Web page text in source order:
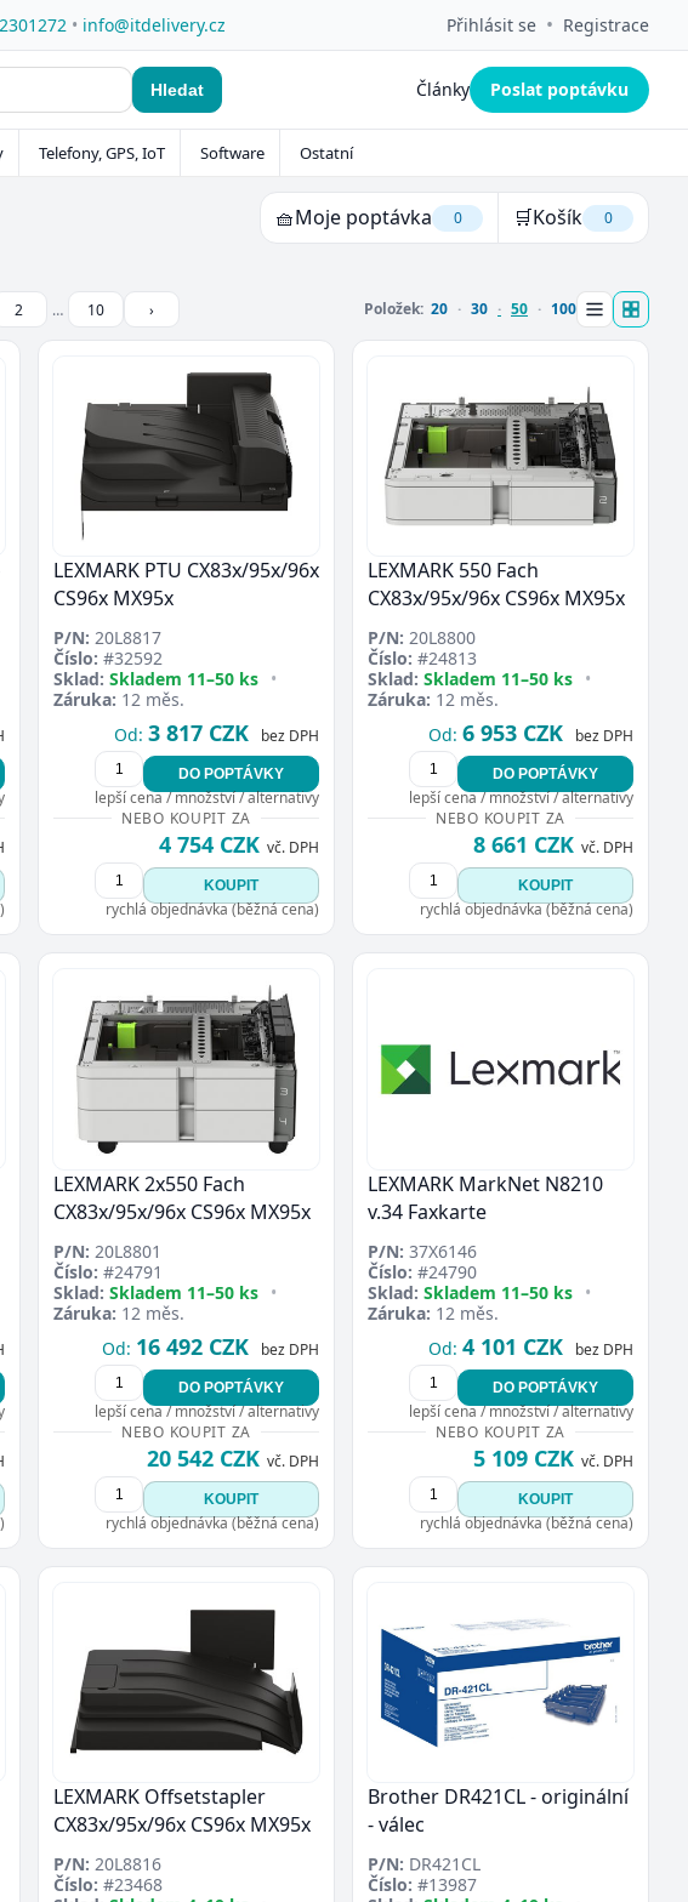
• info@itdelivery.cz Přihlásit se • Registrace
Hledat Články Poslat poptávku
Telefony, GPS, IoT Software Ostatní
🧺Moje poptávka 0 🛒Košík 0
2 … 10 › Položek: 20 30 50 100
LEXMARK PTU CX83x/95x/96x
CS96x MX95x
P/N: 20L8817
Číslo: #32592
Sklad: Skladem 11–50 ks •
Záruka: 12 měs.
Od: 3 817 CZK bez DPH
DO POPTÁVKY
lepší cena / množství / alternativy
NEBO KOUPIT ZA
4 754 CZK vč. DPH
KOUPIT
rychlá objednávka (běžná cena)
LEXMARK 550 Fach
CX83x/95x/96x CS96x MX95x
P/N: 20L8800
Číslo: #24813
Sklad: Skladem 11–50 ks •
Záruka: 12 měs.
Od: 6 953 CZK bez DPH
DO POPTÁVKY
lepší cena / množství / alternativy
NEBO KOUPIT ZA
8 661 CZK vč. DPH
KOUPIT
rychlá objednávka (běžná cena)
LEXMARK 2x550 Fach
CX83x/95x/96x CS96x MX95x
P/N: 20L8801
Číslo: #24791
Sklad: Skladem 11–50 ks •
Záruka: 12 měs.
Od: 16 492 CZK bez DPH
DO POPTÁVKY
lepší cena / množství / alternativy
NEBO KOUPIT ZA
20 542 CZK vč. DPH
KOUPIT
rychlá objednávka (běžná cena)
LEXMARK MarkNet N8210
v.34 Faxkarte
P/N: 37X6146
Číslo: #24790
Sklad: Skladem 11–50 ks •
Záruka: 12 měs.
Od: 4 101 CZK bez DPH
DO POPTÁVKY
lepší cena / množství / alternativy
NEBO KOUPIT ZA
5 109 CZK vč. DPH
KOUPIT
rychlá objednávka (běžná cena)
LEXMARK Offsetstapler
CX83x/95x/96x CS96x MX95x
P/N: 20L8816
Číslo: #23468
Brother DR421CL - originální
- válec
P/N: DR421CL
Číslo: #13987